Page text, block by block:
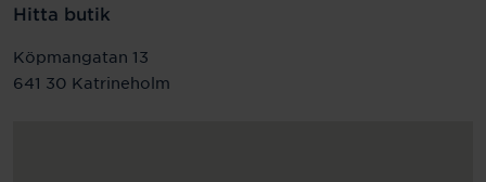
Hitta butik
Köpmangatan 13
641 30 Katrineholm